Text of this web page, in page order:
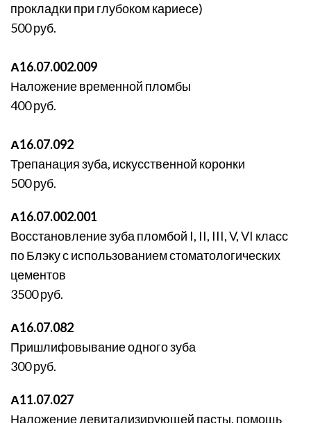
прокладки при глубоком кариесе)
500 руб.
А16.07.002.009
Наложение временной пломбы
400 руб.
А16.07.092
Трепанация зуба, искусственной коронки
500 руб.
А16.07.002.001
Восстановление зуба пломбой I, II, III, V, VI класс
по Блэку с использованием стоматологических
цементов
3500 руб.
А16.07.082
Пришлифовывание одного зуба
300 руб.
А11.07.027
Наложение девитализирующей пасты, помощь